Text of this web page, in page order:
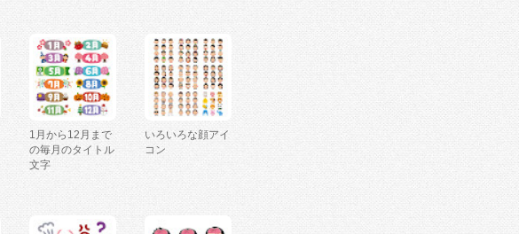
1月から12月まで
の毎月のタイトル
文字
いろいろな顔アイ
コン